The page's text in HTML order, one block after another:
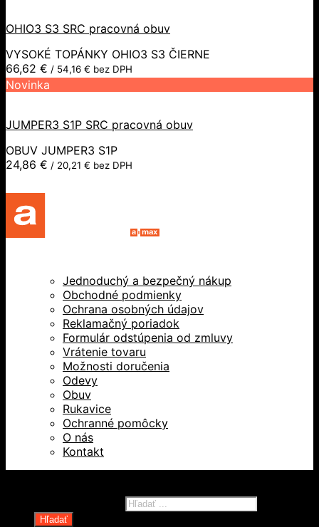
OHIO3 S3 SRC pracovná obuv
VYSOKÉ TOPÁNKY OHIO3 S3 ČIERNE
66,62 € / 54,16 € bez DPH
Novinka
JUMPER3 S1P SRC pracovná obuv
OBUV JUMPER3 S1P
24,86 € / 20,21 € bez DPH
Jednoduchý a bezpečný nákup
Obchodné podmienky
Ochrana osobných údajov
Reklamačný poriadok
Formulár odstúpenia od zmluvy
Vrátenie tovaru
Možnosti doručenia
Odevy
Obuv
Rukavice
Ochranné pomôcky
O nás
Kontakt
Hľadať